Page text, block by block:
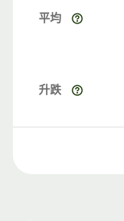
平均
升跌